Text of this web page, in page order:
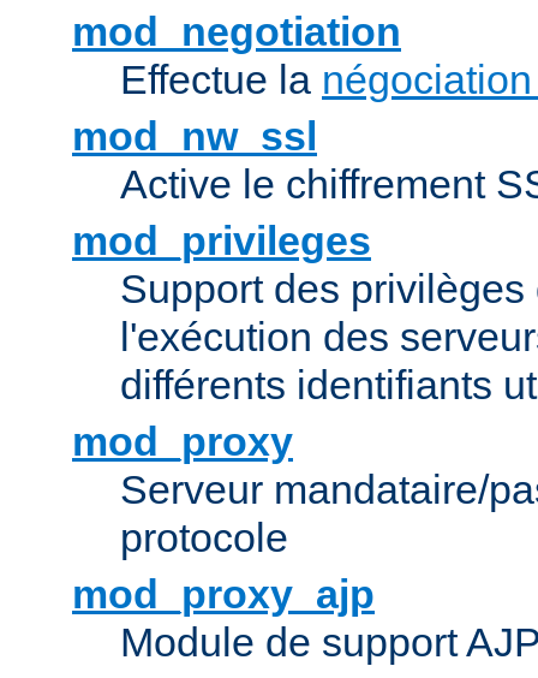
mod_negotiation
Effectue la
mod_nw_ssl
Active le chiffrement
mod_privileges
Support des
l'exécution des
différents identifiants
mod_proxy
Serveur mandataire/
protocole
mod_proxy_ajp
Module de support